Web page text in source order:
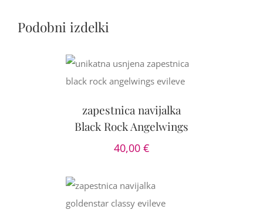
Podobni izdelki
zapestnica navijalka
Black Rock Angelwings
40,00 €